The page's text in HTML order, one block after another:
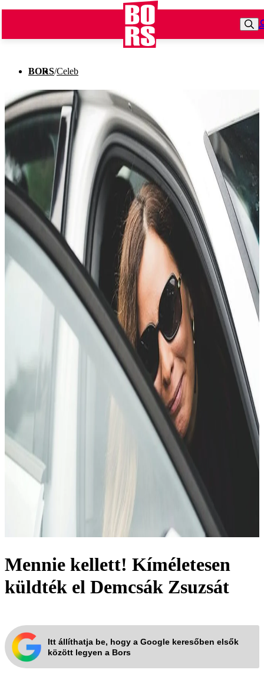
BORS/Celeb
Mennie kellett! Kíméletesen
küldték el Demcsák Zsuzsát
Itt állíthatja be, hogy a Google keresőben elsők
között legyen a Bors